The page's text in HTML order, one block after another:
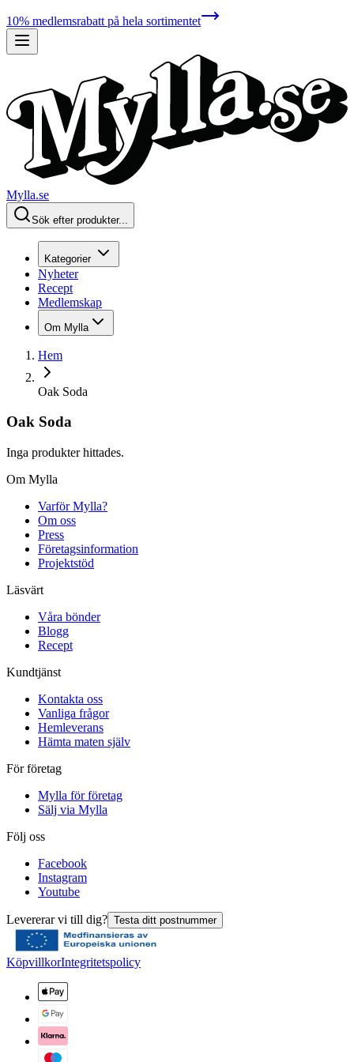
10% medlemsrabatt på hela sortimentet
Mylla.se
Sök efter produkter...
Kategorier
Nyheter
Recept
Medlemskap
Om Mylla
Hem
Oak Soda
Oak Soda
Inga produkter hittades.
Om Mylla
Varför Mylla?
Om oss
Press
Företagsinformation
Projektstöd
Läsvärt
Våra bönder
Blogg
Recept
Kundtjänst
Kontakta oss
Vanliga frågor
Hemleverans
Hämta maten själv
För företag
Mylla för företag
Sälj via Mylla
Följ oss
Facebook
Instagram
Youtube
Levererar vi till dig? Testa ditt postnummer
KöpvillkorIntegritetspolicy